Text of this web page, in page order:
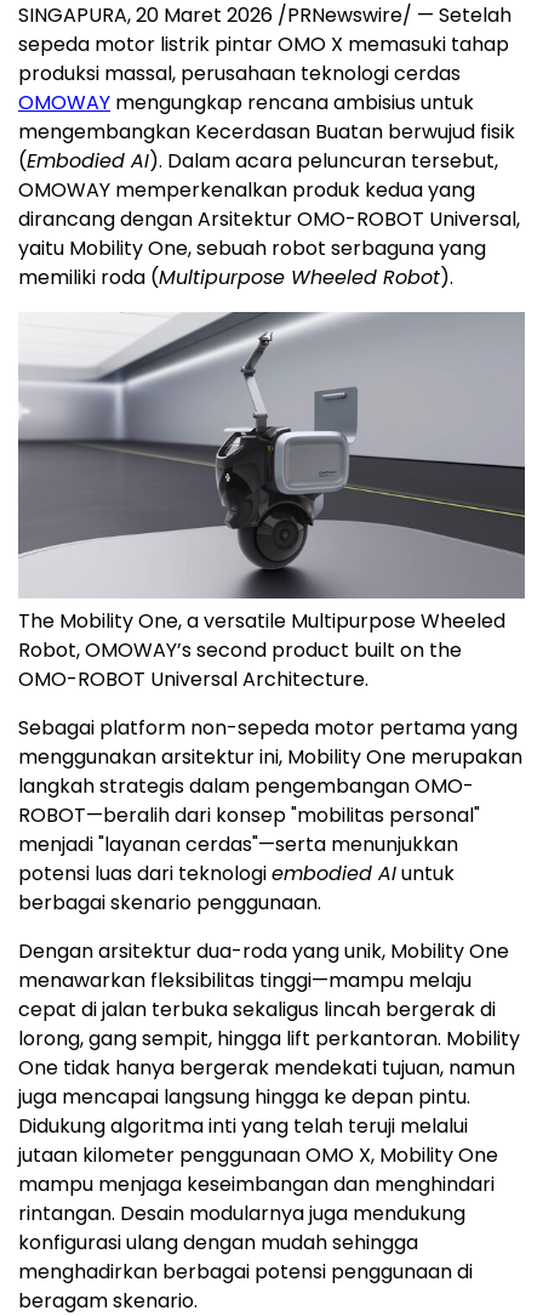
SINGAPURA, 20 Maret 2026 /PRNewswire/ — Setelah
sepeda motor listrik pintar OMO X memasuki tahap
produksi massal, perusahaan teknologi cerdas
OMOWAY mengungkap rencana ambisius untuk
mengembangkan Kecerdasan Buatan berwujud fisik
(Embodied AI). Dalam acara peluncuran tersebut,
OMOWAY memperkenalkan produk kedua yang
dirancang dengan Arsitektur OMO-ROBOT Universal,
yaitu Mobility One, sebuah robot serbaguna yang
memiliki roda (Multipurpose Wheeled Robot).
The Mobility One, a versatile Multipurpose Wheeled
Robot, OMOWAY’s second product built on the
OMO-ROBOT Universal Architecture.
Sebagai platform non-sepeda motor pertama yang
menggunakan arsitektur ini, Mobility One merupakan
langkah strategis dalam pengembangan OMO-
ROBOT—beralih dari konsep "mobilitas personal"
menjadi "layanan cerdas"—serta menunjukkan
potensi luas dari teknologiembodied AIuntuk
berbagai skenario penggunaan.
Dengan arsitektur dua-roda yang unik, Mobility One
menawarkan fleksibilitas tinggi—mampu melaju
cepat di jalan terbuka sekaligus lincah bergerak di
lorong, gang sempit, hingga lift perkantoran. Mobility
One tidak hanya bergerak mendekati tujuan, namun
juga mencapai langsung hingga ke depan pintu.
Didukung algoritma inti yang telah teruji melalui
jutaan kilometer penggunaan OMO X, Mobility One
mampu menjaga keseimbangan dan menghindari
rintangan. Desain modularnya juga mendukung
konfigurasi ulang dengan mudah sehingga
menghadirkan berbagai potensi penggunaan di
beragam skenario.